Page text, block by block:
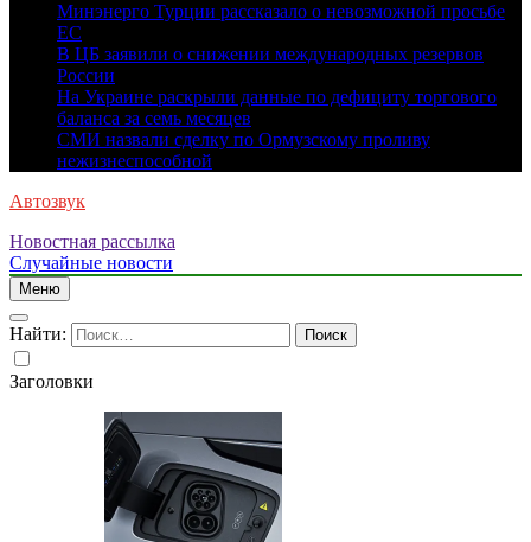
Минэнерго Турции рассказало о невозможной просьбе
ЕС
В ЦБ заявили о снижении международных резервов
России
На Украине раскрыли данные по дефициту торгового
баланса за семь месяцев
СМИ назвали сделку по Ормузскому проливу
нежизнеспособной
Автозвук
Новостная рассылка
Случайные новости
Меню
Найти:
Заголовки